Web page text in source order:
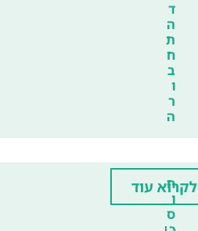
ד
ה
ת
ח
ב
ו
ר
ה
ח
ו
ס
לקרוא עוד